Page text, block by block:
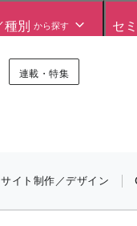
連載・特集
種別 から探す セ
サイト制作／デザイン